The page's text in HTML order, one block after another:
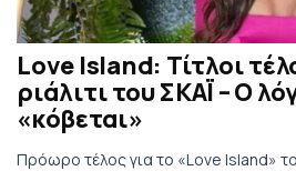
Love Island: Τίτλοι
ριάλιτι του ΣΚΑΪ – Ο
«κόβεται»
Πρόωρο τέλος για το «Love Island»